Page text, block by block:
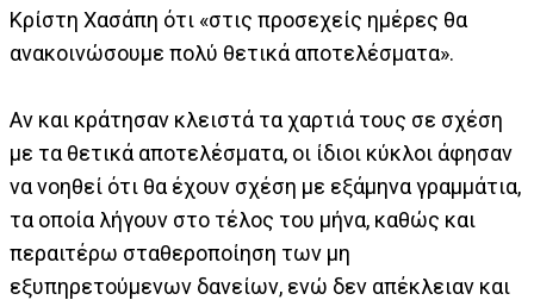
Κρίστη Χασάπη ότι «στις προσεχείς ημέρες θα
ανακοινώσουμε πολύ θετικά αποτελέσματα».
Αν και κράτησαν κλειστά τα χαρτιά τους σε σχέση
με τα θετικά αποτελέσματα, οι ίδιοι κύκλοι άφησαν
να νοηθεί ότι θα έχουν σχέση με εξάμηνα γραμμάτια,
τα οποία λήγουν στο τέλος του μήνα, καθώς και
περαιτέρω σταθεροποίηση των μη
εξυπηρετούμενων δανείων, ενώ δεν απέκλειαν και